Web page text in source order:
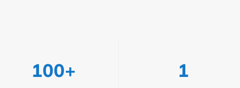
100+ 1